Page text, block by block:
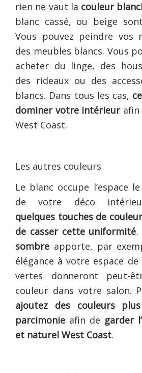
rien ne vaut la couleur
blanc cassé, ou beige
Vous pouvez peindre vos
des meubles blancs. Vous
acheter du linge, des
des rideaux ou des
blancs. Dans tous les cas,
dominer votre intérieurafin
West Coast.
Les autres couleurs
Le blanc occupe l’espace
de votre déco
quelques touches de
de casser cette uniformité.
sombre apporte, par
élégance à votre espace
vertes donneront peut-
couleur dans votre salon.
ajoutez des couleurs
parcimonie afin de garder
et naturel West Coast.